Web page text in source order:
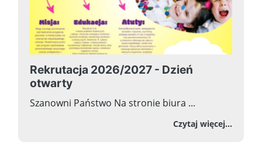
Rekrutacja 2026/2027 - Dzień
otwarty
Szanowni Państwo Na stronie biura ...
Czytaj więcej...o